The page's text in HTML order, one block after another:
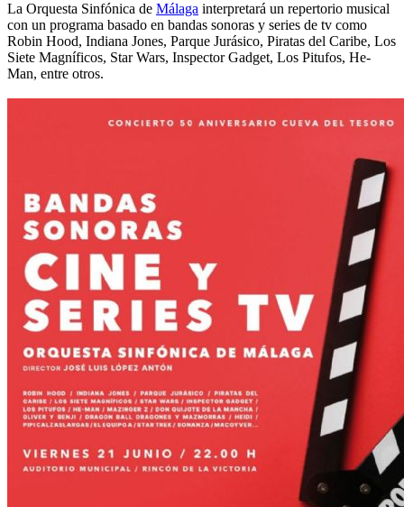
La Orquesta Sinfónica de Málaga interpretará un repertorio musical
con un programa basado en bandas sonoras y series de tv como
Robin Hood, Indiana Jones, Parque Jurásico, Piratas del Caribe, Los
Siete Magníficos, Star Wars, Inspector Gadget, Los Pitufos, He-
Man, entre otros.